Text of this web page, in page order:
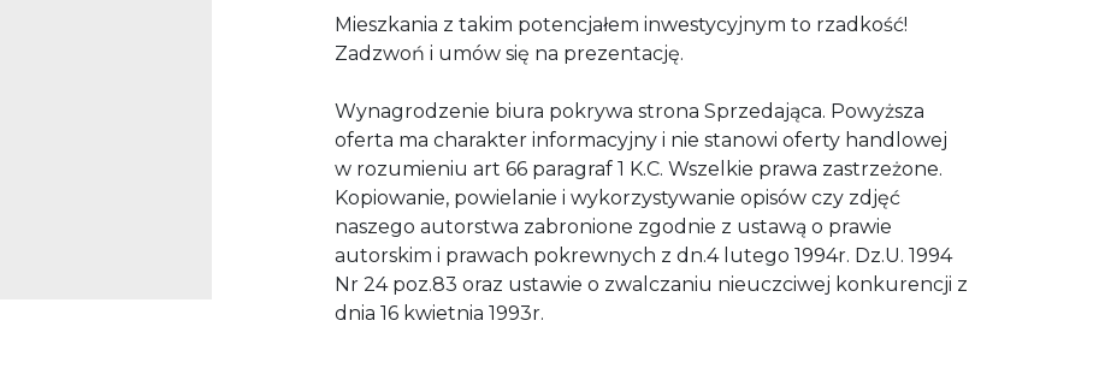
Mieszkania z takim potencjałem inwestycyjnym to rzadkość!
Zadzwoń i umów się na prezentację.
Wynagrodzenie biura pokrywa strona Sprzedająca. Powyższa
oferta ma charakter informacyjny i nie stanowi oferty handlowej
w rozumieniu art 66 paragraf 1 K.C. Wszelkie prawa zastrzeżone.
Kopiowanie, powielanie i wykorzystywanie opisów czy zdjęć
naszego autorstwa zabronione zgodnie z ustawą o prawie
autorskim i prawach pokrewnych z dn.4 lutego 1994r. Dz.U. 1994
Nr 24 poz.83 oraz ustawie o zwalczaniu nieuczciwej konkurencji z
dnia 16 kwietnia 1993r.